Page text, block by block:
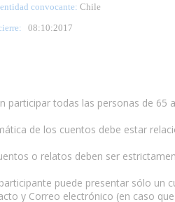
convocante: Chile
08:10:2017
participar todas las personas de 65
de los cuentos debe estar
o relatos deben ser
puede presentar sólo un
y Correo electrónico (en caso